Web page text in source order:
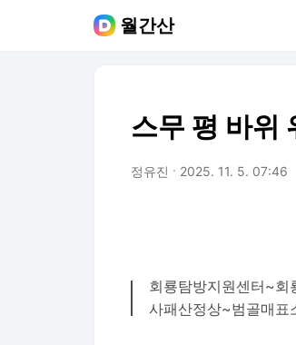
월간산
스무 평 바위
정유진 2025. 11. 5. 07:46
회룡탐방지원센터~회
사패산정상~범골매표